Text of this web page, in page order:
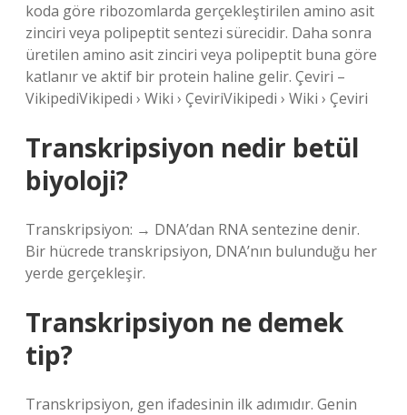
koda göre ribozomlarda gerçekleştirilen amino asit
zinciri veya polipeptit sentezi sürecidir. Daha sonra
üretilen amino asit zinciri veya polipeptit buna göre
katlanır ve aktif bir protein haline gelir. Çeviri –
VikipediVikipedi › Wiki › ÇeviriVikipedi › Wiki › Çeviri
Transkripsiyon nedir betül
biyoloji?
Transkripsiyon: → DNA’dan RNA sentezine denir.
Bir hücrede transkripsiyon, DNA’nın bulunduğu her
yerde gerçekleşir.
Transkripsiyon ne demek
tip?
Transkripsiyon, gen ifadesinin ilk adımıdır. Genin